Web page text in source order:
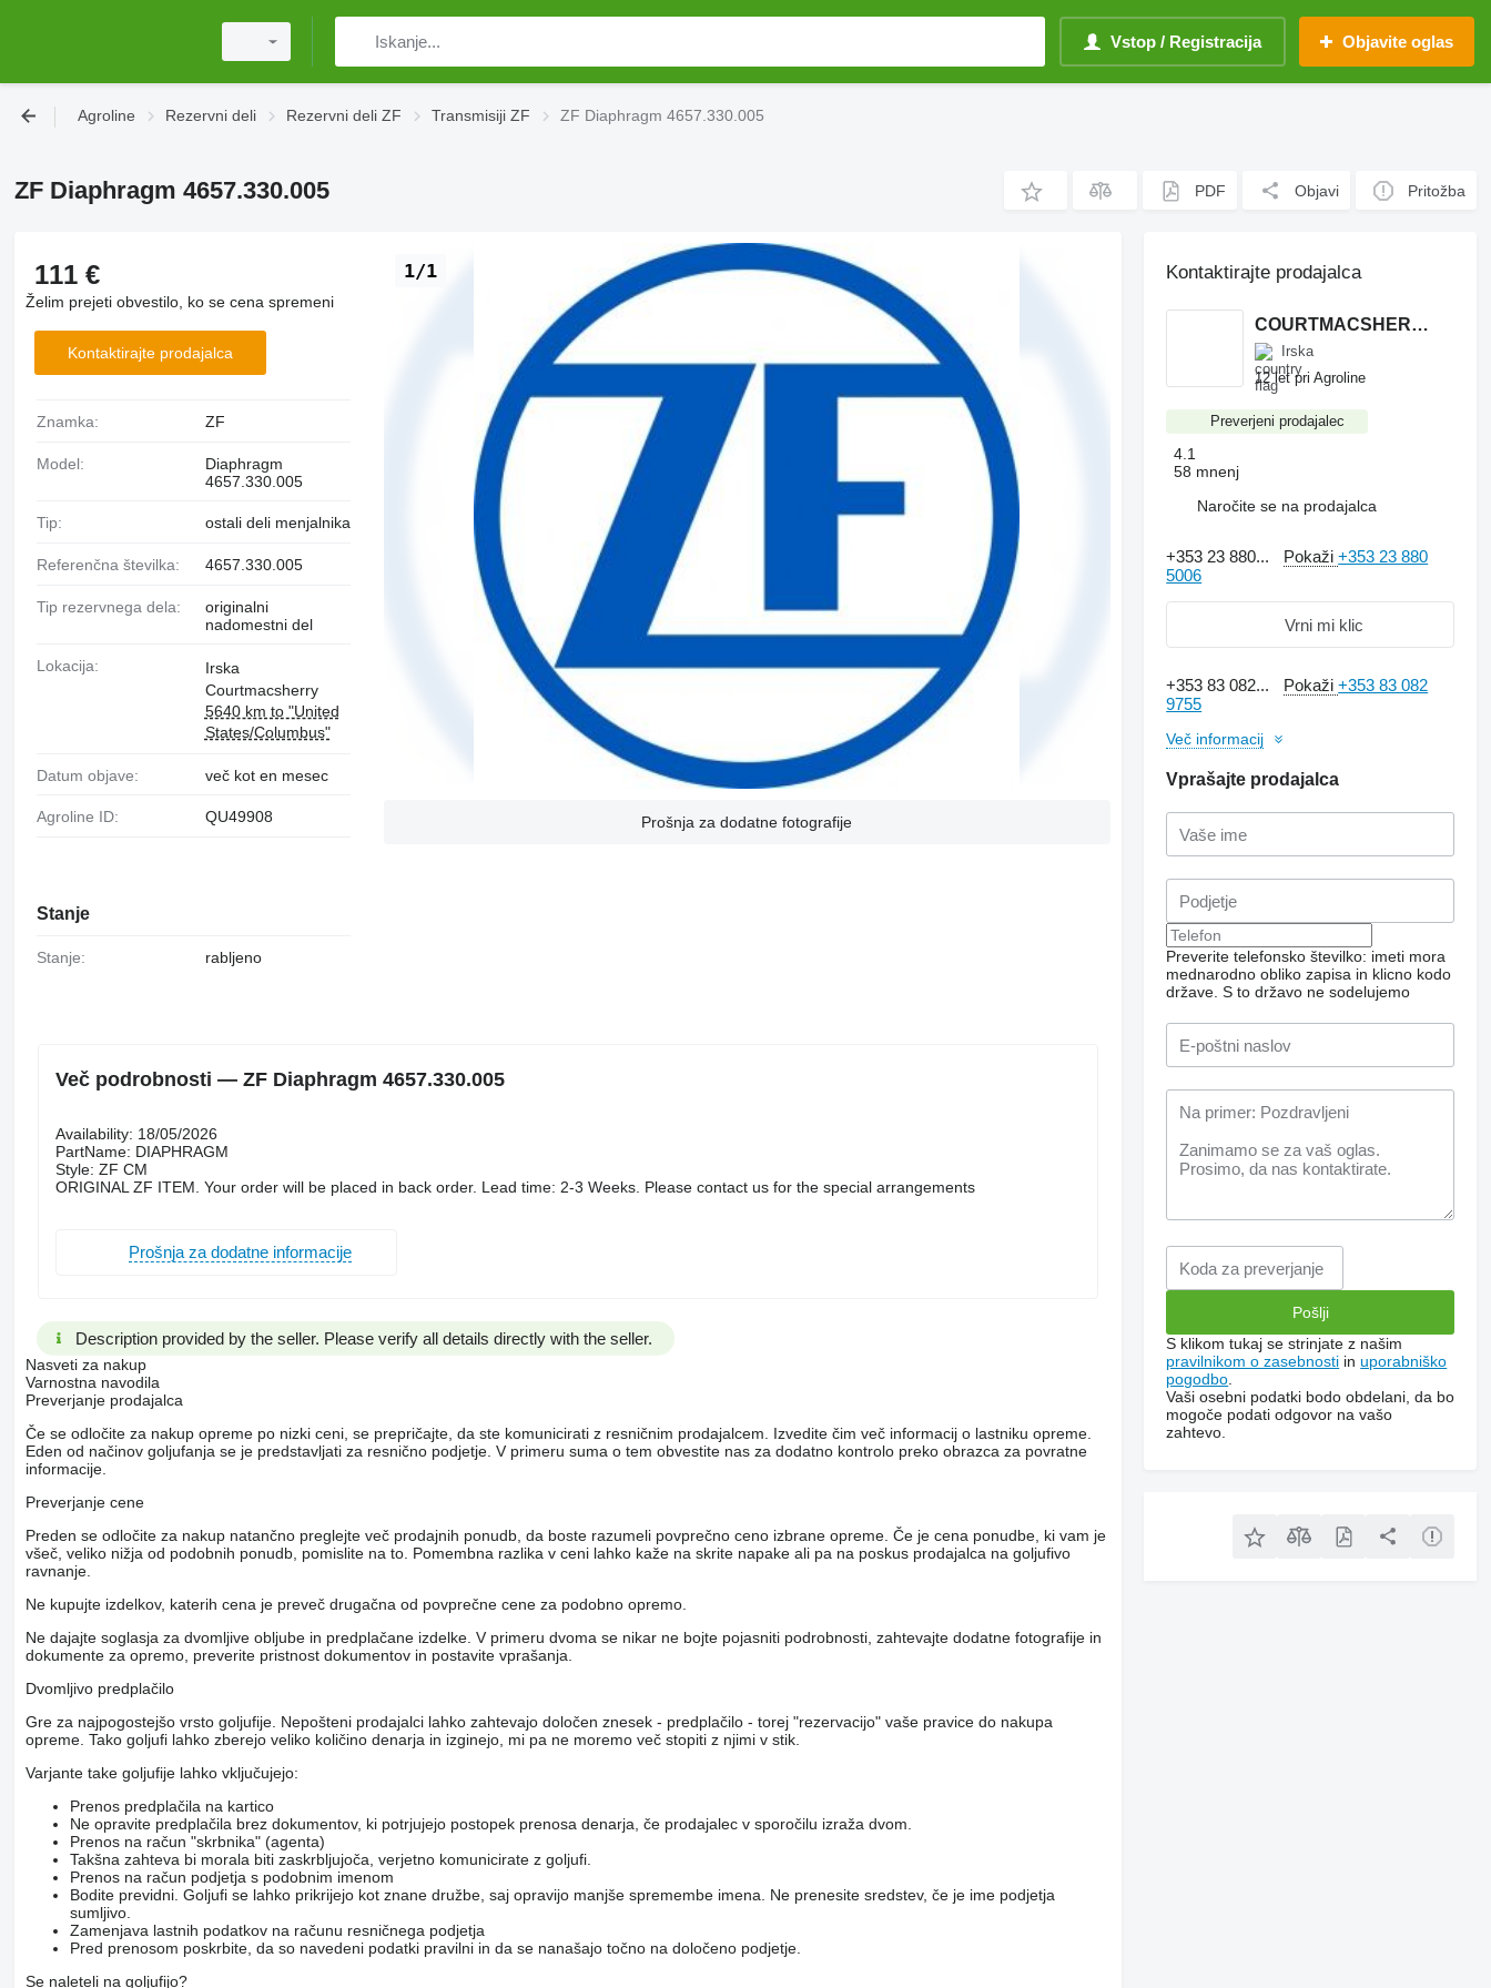
Vstop / Registracija Objavite oglas
Agroline Rezervni deli Rezervni deli ZF Transmisiji ZF ZF Diaphragm 4657.330.005
ZF Diaphragm 4657.330.005 PDF Objavi Pritožba
1/1
Prošnja za dodatne fotografije
111 €
Želim prejeti obvestilo, ko se cena spremeni
Kontaktirajte prodajalca
Znamka: ZF
Model:
Diaphragm
4657.330.005
Tip: ostali deli menjalnika
Referenčna številka: 4657.330.005
Tip rezervnega dela:
originalni
nadomestni del
Lokacija:
Irska
Courtmacsherry
5640 km to "United
States/Columbus"
Datum objave: več kot en mesec
Agroline ID: QU49908
Stanje
Stanje: rabljeno
Več podrobnosti — ZF Diaphragm 4657.330.005
Availability: 18/05/2026
PartName: DIAPHRAGM
Style: ZF CM
ORIGINAL ZF ITEM. Your order will be placed in back order. Lead time: 2-3 Weeks. Please contact us for the special arrangements
Prošnja za dodatne informacije
Description provided by the seller. Please verify all details directly with the seller.
Nasveti za nakup
Varnostna navodila
Preverjanje prodajalca
Če se odločite za nakup opreme po nizki ceni, se prepričajte, da ste komunicirati z resničnim prodajalcem. Izvedite čim več informacij o lastniku opreme.
Eden od načinov goljufanja se je predstavljati za resnično podjetje. V primeru suma o tem obvestite nas za dodatno kontrolo preko obrazca za povratne
informacije.
Preverjanje cene
Preden se odločite za nakup natančno preglejte več prodajnih ponudb, da boste razumeli povprečno ceno izbrane opreme. Če je cena ponudbe, ki vam je
všeč, veliko nižja od podobnih ponudb, pomislite na to. Pomembna razlika v ceni lahko kaže na skrite napake ali pa na poskus prodajalca na goljufivo
ravnanje.
Ne kupujte izdelkov, katerih cena je preveč drugačna od povprečne cene za podobno opremo.
Ne dajajte soglasja za dvomljive obljube in predplačane izdelke. V primeru dvoma se nikar ne bojte pojasniti podrobnosti, zahtevajte dodatne fotografije in
dokumente za opremo, preverite pristnost dokumentov in postavite vprašanja.
Dvomljivo predplačilo
Gre za najpogostejšo vrsto goljufije. Nepošteni prodajalci lahko zahtevajo določen znesek - predplačilo - torej "rezervacijo" vaše pravice do nakupa
opreme. Tako goljufi lahko zberejo veliko količino denarja in izginejo, mi pa ne moremo več stopiti z njimi v stik.
Varjante take goljufije lahko vključujejo:
Prenos predplačila na kartico
Ne opravite predplačila brez dokumentov, ki potrjujejo postopek prenosa denarja, če prodajalec v sporočilu izraža dvom.
Prenos na račun "skrbnika" (agenta)
Takšna zahteva bi morala biti zaskrbljujoča, verjetno komunicirate z goljufi.
Prenos na račun podjetja s podobnim imenom
Bodite previdni. Goljufi se lahko prikrijejo kot znane družbe, saj opravijo manjše spremembe imena. Ne prenesite sredstev, če je ime podjetja
sumljivo.
Zamenjava lastnih podatkov na računu resničnega podjetja
Pred prenosom poskrbite, da so navedeni podatki pravilni in da se nanašajo točno na določeno podjetje.
Se naleteli na goljufijo?
Kontaktirajte prodajalca
COURTMACSHERRY MACHINERY LTD
Irska
12 let pri Agroline
Preverjeni prodajalec
4.1
58 mnenj
Naročite se na prodajalca
+353 23 880... Pokaži+353 23 880
5006
Vrni mi klic
+353 83 082... Pokaži+353 83 082
9755
Več informacij
Vprašajte prodajalca
Preverite telefonsko številko: imeti mora
mednarodno obliko zapisa in klicno kodo
države. S to državo ne sodelujemo
S klikom tukaj se strinjate z našim
pravilnikom o zasebnosti inuporabniško
pogodbo
Vaši osebni podatki bodo obdelani, da bo
mogoče podati odgovor na vašo
zahtevo.